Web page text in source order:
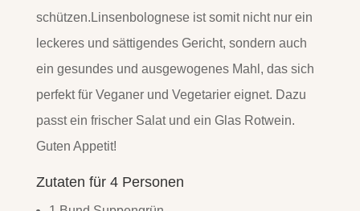
schützen. Linsenbolognese ist somit nicht nur ein
leckeres und sättigendes Gericht, sondern auch
ein gesundes und ausgewogenes Mahl, das sich
perfekt für Veganer und Vegetarier eignet. Dazu
passt ein frischer Salat und ein Glas Rotwein.
Guten Appetit!
Zutaten für 4 Personen